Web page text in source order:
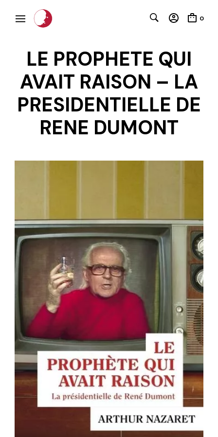
0
LE PROPHETE QUI
AVAIT RAISON – LA
PRESIDENTIELLE DE
RENE DUMONT